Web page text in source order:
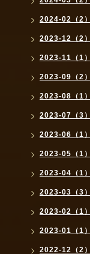
2024-02（2）
2023-12（2）
2023-11（1）
2023-09（2）
2023-08（1）
2023-07（3）
2023-06（1）
2023-05（1）
2023-04（1）
2023-03（3）
2023-02（1）
2023-01（1）
2022-12（2）